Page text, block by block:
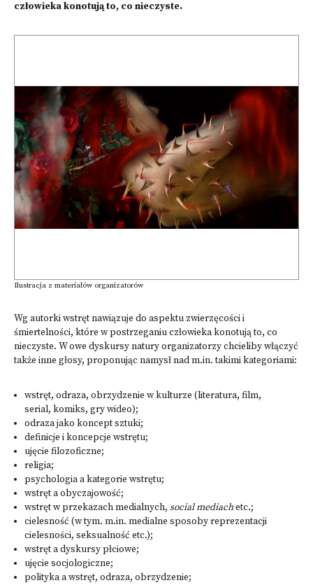
człowieka konotują to, co nieczyste.
Ilustracja z materiałów organizatorów
Wg autorki wstręt nawiązuje do aspektu zwierzęcości i
śmiertelności, które w postrzeganiu człowieka konotują to, co
nieczyste. W owe dyskursy natury organizatorzy chcieliby włączyć
także inne głosy, proponując namysł nad m.in. takimi kategoriami:
wstręt, odraza, obrzydzenie w kulturze (literatura, film,
serial, komiks, gry wideo);
odraza jako koncept sztuki;
definicje i koncepcje wstrętu;
ujęcie filozoficzne;
religia;
psychologia a kategorie wstrętu;
wstręt a obyczajowość;
wstręt w przekazach medialnych, social mediachetc.;
cielesność (w tym. m.in. medialne sposoby reprezentacji
cielesności, seksualność etc.);
wstręt a dyskursy płciowe;
ujęcie socjologiczne;
polityka a wstręt, odraza, obrzydzenie;